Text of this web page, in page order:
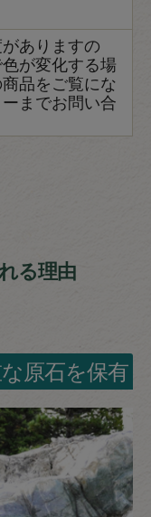
ありますの
が変化する場
品をご覧にな
までお問い合
る理由
原石を保有